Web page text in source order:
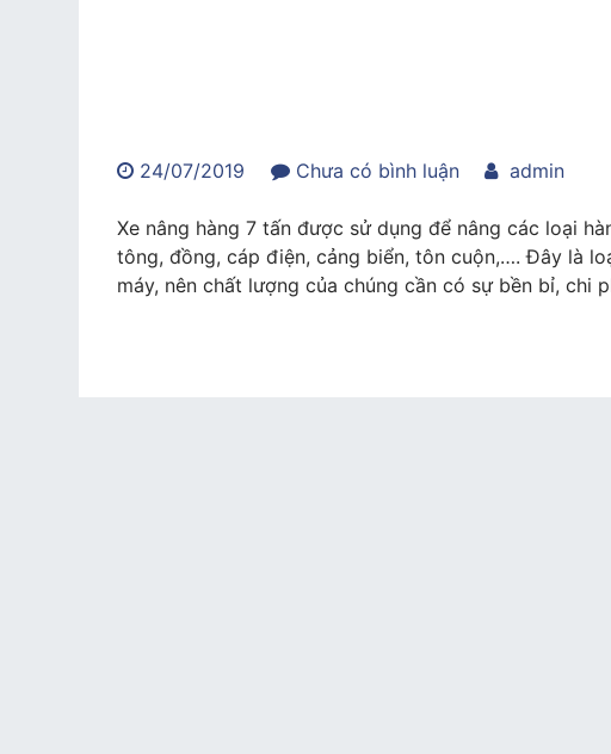
24/07/2019 Chưa có bình luậntrong
3
xe
nâng
admin
Xe nâng hàng 7 tấn được sử dụng để nâng các loại
tông, đồng, cáp điện, cảng biển, tôn cuộn,…. Đây là
máy, nên chất lượng của chúng cần có sự bền bỉ, chi